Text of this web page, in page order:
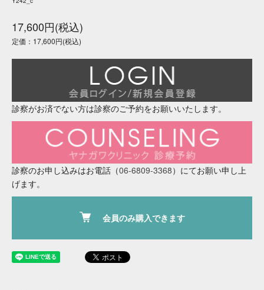
17,600円(税込)
定価：17,600円(税込)
診察がお済でない方は診察のご予約をお願いいたします。
診察のお申し込みはお電話（06-6809-3368）にてお願い申し上
げます。
会員のみ購入できます